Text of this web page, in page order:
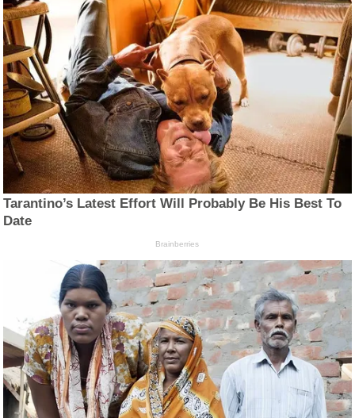
Tarantino’s Latest Effort Will Probably Be His Best To
Date
Brainberries